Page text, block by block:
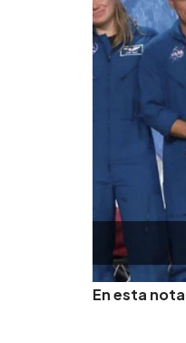
En esta